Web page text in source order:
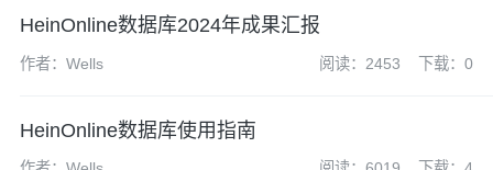
HeinOnline数据库2024年成果汇报
作者：Wells 阅读：2453 下载：0
HeinOnline数据库使用指南